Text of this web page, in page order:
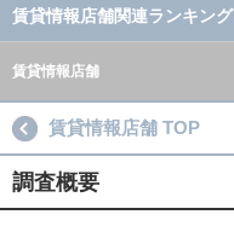
賃貸情報店舗関連ランキング
賃貸情報店舗
賃貸情報店舗 TOP
調査概要